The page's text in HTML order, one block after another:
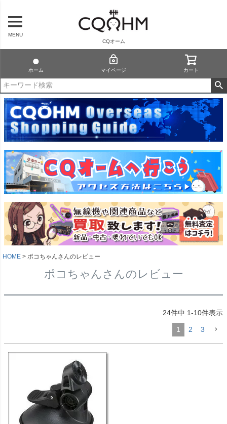
MENU
CQオーム
ホーム マイページ カート
HOME ポコちゃんさんのレビュー
ポコちゃんさんのレビュー
24件中 1-10件表示
1 2 3